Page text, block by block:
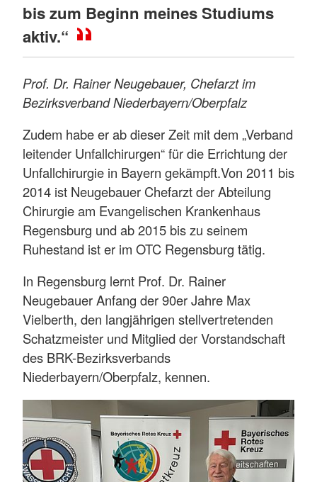
bis zum Beginn meines Studiums
aktiv.“
Prof. Dr. Rainer Neugebauer, Chefarzt im
Bezirksverband Niederbayern/Oberpfalz
Zudem habe er ab dieser Zeit mit dem „Verband
leitender Unfallchirurgen“ für die Errichtung der
Unfallchirurgie in Bayern gekämpft.Von 2011 bis
2014 ist Neugebauer Chefarzt der Abteilung
Chirurgie am Evangelischen Krankenhaus
Regensburg und ab 2015 bis zu seinem
Ruhestand ist er im OTC Regensburg tätig.
In Regensburg lernt Prof. Dr. Rainer
Neugebauer Anfang der 90er Jahre Max
Vielberth, den langjährigen stellvertretenden
Schatzmeister und Mitglied der Vorstandschaft
des BRK-Bezirksverbands
Niederbayern/Oberpfalz, kennen.